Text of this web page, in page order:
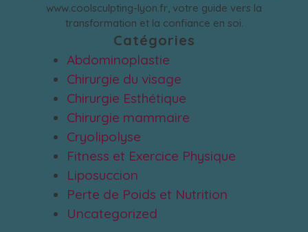
www.coolsculpting-lyon.fr, votre guide vers la
transformation et la confiance en soi.
Catégories
Abdominoplastie
Chirurgie du visage
Chirurgie Esthétique
Chirurgie mammaire
Cryolipolyse
Fitness et Exercice Physique
Liposuccion
Perte de Poids et Nutrition
Uncategorized